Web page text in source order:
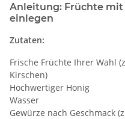
Anleitung: Früchte
einlegen
Zutaten:
Frische Früchte Ihrer Wahl
Kirschen)
Hochwertiger Honig
Wasser
Gewürze nach Geschmack